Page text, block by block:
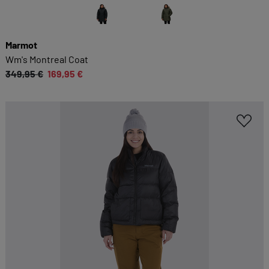
Marmot
Wm's Montreal Coat
349,95 € 169,95 €